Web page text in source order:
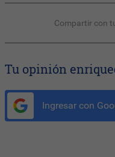
Compartir con
Tu opinión
Ingresar con